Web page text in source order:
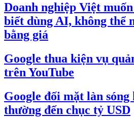
Doanh nghiệp Việt
biết dùng AI, không thể
bằng giá
Google thua kiện vụ
trên YouTube
Google đối mặt làn
thường đến chục tỷ USD